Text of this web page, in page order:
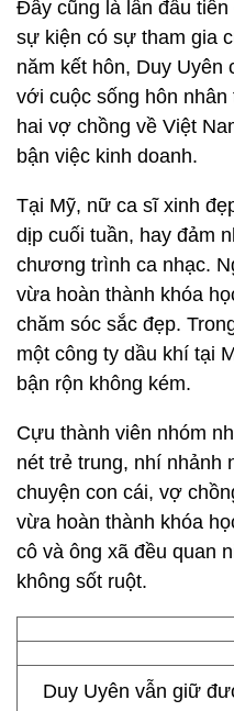
Đây cũng là lần đầu
sự kiện có sự tham gia
năm kết hôn, Duy Uyên
với cuộc sống hôn
hai vợ chồng về Việt
bận việc kinh doanh.
Tại Mỹ, nữ ca sĩ xinh
dịp cuối tuần, hay đảm
chương trình ca nhạc.
vừa hoàn thành khóa
chăm sóc sắc đẹp.
một công ty dầu khí tại
bận rộn không kém.
Cựu thành viên nhóm
nét trẻ trung, nhí nhảnh
chuyện con cái, vợ
vừa hoàn thành khóa
cô và ông xã đều quan
không sốt ruột.
Duy Uyên vẫn giữ